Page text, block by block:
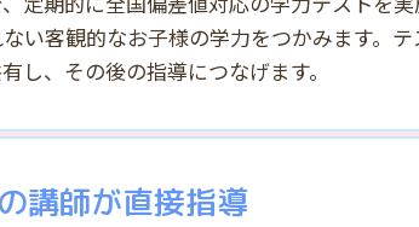
い客観的なお子様の学力をつかみます。
し、その後の指導につなげます。
講師が直接指導